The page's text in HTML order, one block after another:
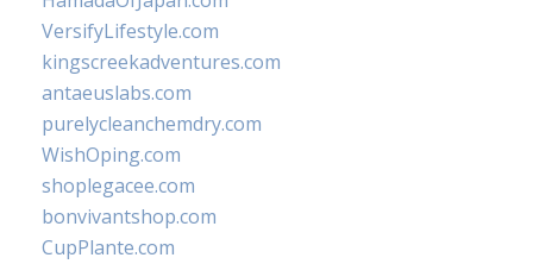
VersifyLifestyle.com
kingscreekadventures.com
antaeuslabs.com
purelycleanchemdry.com
WishOping.com
shoplegacee.com
bonvivantshop.com
CupPlante.com